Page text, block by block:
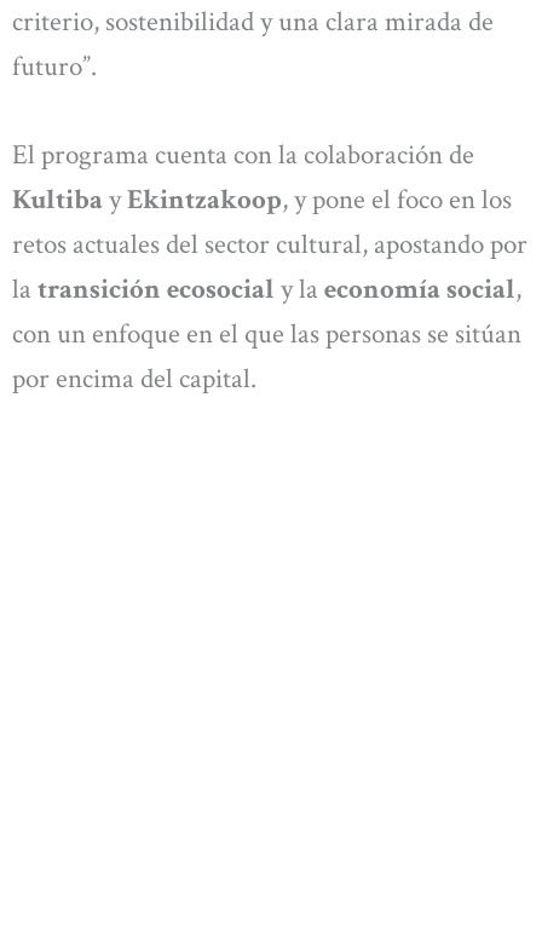
criterio, sostenibilidad y una clara mirada de
futuro”.
El programa cuenta con la colaboración de
KultibayEkintzakoop, y pone el foco en los
retos actuales del sector cultural, apostando por
la transición ecosocial y la economía social,
con un enfoque en el que las personas se sitúan
por encima del capital.